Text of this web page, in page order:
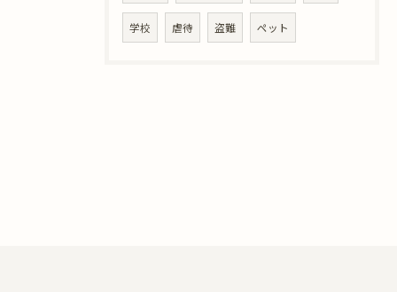
学校 虐待 盗難 ペット